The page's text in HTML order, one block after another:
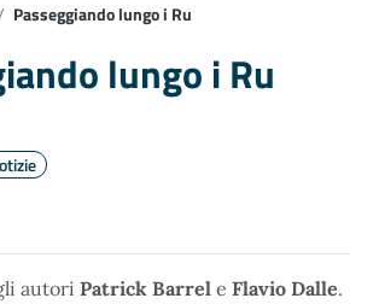
Passeggiando lungo i Ru
lungo i Ru
autori Patrick Barrel e Flavio Dalle.